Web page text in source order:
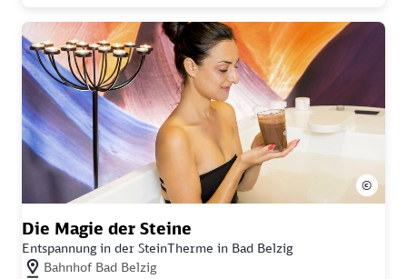
Die Magie der Steine
Entspannung in der SteinTherme in Bad Belzig
Nächstgelegener Bahnhof: Bahnhof Bad Belzig
Bahnhof Bad Belzig
©